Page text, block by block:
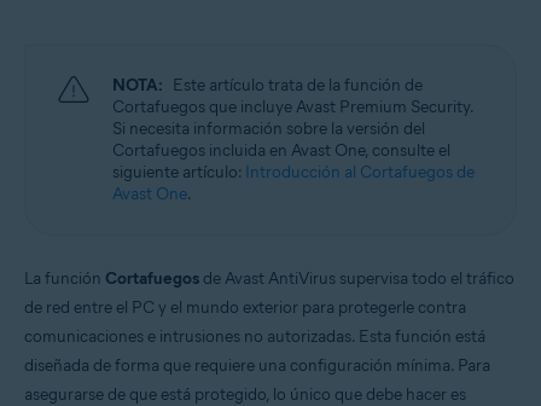
Avast Free Antivirus 24.x para Windows
Sistemas operativos:
Microsoft Windows 11 Home/Pro/Enterprise/Education
Microsoft Windows 10 Home/Pro/Enterprise/Education - 32 o 64 bits
Microsoft Windows 8.1/Pro/Enterprise - 32 o 64 bits
Premium/Professional/Enterprise/Ultimate - Service Pack 1 con
Convenient Rollup Update, 32 o 64 bits
NOTA: Este artículo trata de la función de
Cortafuegos que incluye Avast Premium Security.
Si necesita información sobre la versión del
Cortafuegos incluida en Avast One, consulte el
siguiente artículo: Introducción al Cortafuegos de
Avast One.
La función Cortafuegos de Avast AntiVirus supervisa todo el tráfico
de red entre el PC y el mundo exterior para protegerle contra
comunicaciones e intrusiones no autorizadas. Esta función está
diseñada de forma que requiere una configuración mínima. Para
asegurarse de que está protegido, lo único que debe hacer es